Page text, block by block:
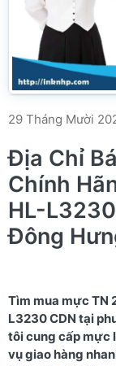
29 Tháng Mười
Địa Chỉ
Chính
HL-
Đông
Tìm mua mực TN
L3230 CDN tại
tôi cung cấp mực
vụ giao hàng